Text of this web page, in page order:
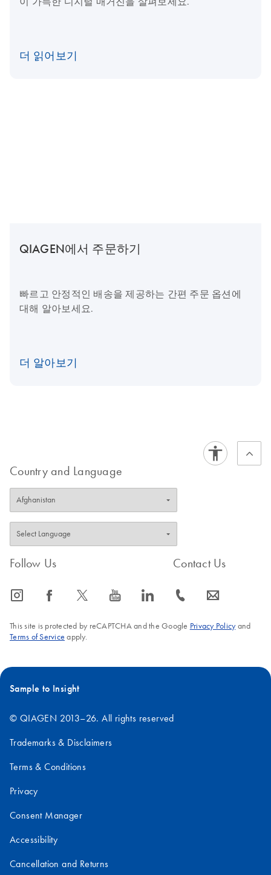
더 읽어보기
QIAGEN에서 주문하기
빠르고 안정적인 배송을 제공하는 간편 주문 옵션에
대해 알아보세요.
더 알아보기
Country and Language
Follow Us
icon_0065_instagram-s icon_0064_facebook-s icon_0340_cc_gen_x-s icon_0077_youtube-s icon_0066_linkedin-s
Contact Us
icon_0072_phone-s icon_0063_envelope-s
This site is protected by reCAPTCHA and the Google Privacy Policyand
Terms of Service apply.
Sample to Insight
© QIAGEN 2013–26. All rights reserved
Trademarks & Disclaimers
Terms & Conditions
Privacy
Consent Manager
Accessibility
Cancellation and Returns